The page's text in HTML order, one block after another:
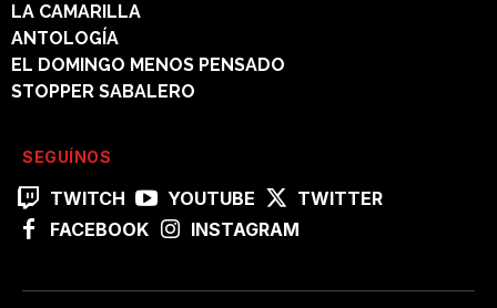
LA CAMARILLA
ANTOLOGÍA
EL DOMINGO MENOS PENSADO
STOPPER SABALERO
SEGUÍNOS
TWITCH YOUTUBE
TWITTER
FACEBOOK
INSTAGRAM